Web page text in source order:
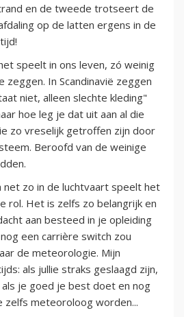
en de tweede trotseert de
op de latten ergens in de
speelt in ons leven, zó weinig
In Scandinavië zeggen
niet, alleen slechte kleding"
hoe leg je dat uit aan al die
zo vreselijk getroffen zijn door
Beroofd van de weinige
net zo in de luchtvaart speelt het
rol. Het is zelfs zo belangrijk en
aan besteed in je opleiding
een carrière switch zou
de meteorologie. Mijn
als jullie straks geslaagd zijn,
je goed je best doet en nog
zelfs meteoroloog worden...